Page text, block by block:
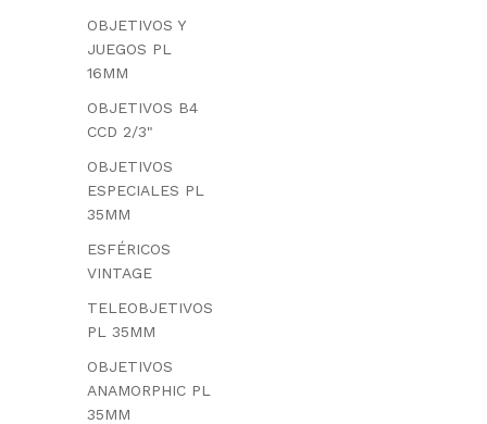
OBJETIVOS Y
JUEGOS PL
16MM
OBJETIVOS B4
CCD 2/3"
OBJETIVOS
ESPECIALES PL
35MM
ESFÉRICOS
VINTAGE
TELEOBJETIVOS
PL 35MM
OBJETIVOS
ANAMORPHIC PL
35MM